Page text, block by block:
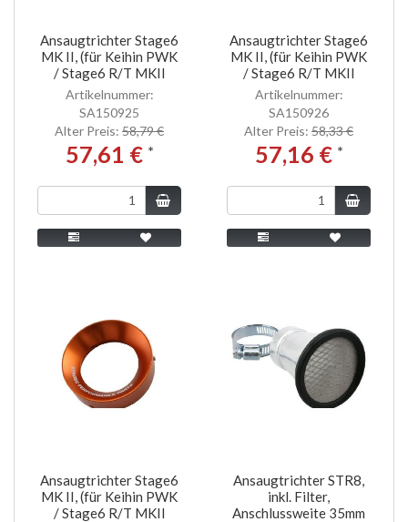
Ansaugtrichter Stage6
MK II, (für Keihin PWK
/ Stage6 R/T MKII
Artikelnummer:
SA150925
Alter Preis: 58,79 €
57,61 € *
Ansaugtrichter Stage6
MK II, (für Keihin PWK
/ Stage6 R/T MKII
Artikelnummer:
SA150926
Alter Preis: 58,33 €
57,16 € *
Ansaugtrichter Stage6
MK II, (für Keihin PWK
/ Stage6 R/T MKII
Ansaugtrichter STR8,
inkl. Filter,
Anschlussweite 35mm